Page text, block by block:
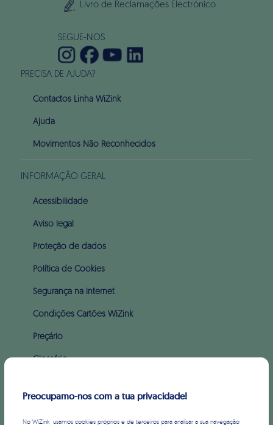
PRECISA DE AJUDA?
Contactos Linha WiZink
Ajuda
Movimentos Não Reconhecidos
INFORMAÇÃO GERAL
Acessibilidade
Aviso legal
Proteção de dados
Política de Cookies
Segurança na internet
Condições Cartões WiZink
Preçário
Glossário
Livro de Reclamações Electrónico
SEGUE-NOS
Preocupamo-nos com a tua privacidade!
No WiZink, usamos cookies próprios e de terceiros para analisar a sua navegação